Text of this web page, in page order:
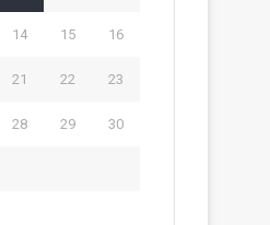
14 15 16
21 22 23
28 29 30